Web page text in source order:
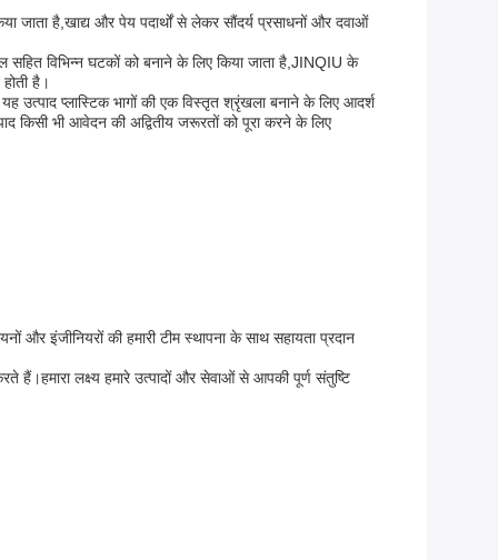
जाता है,खाद्य और पेय पदार्थों से लेकर सौंदर्य प्रसाधनों और दवाओं
सहित विभिन्न घटकों को बनाने के लिए किया जाता है,JINQIU के
है।
उत्पाद प्लास्टिक भागों की एक विस्तृत श्रृंखला बनाने के लिए आदर्श
भी आवेदन की अद्वितीय जरूरतों को पूरा करने के लिए
इंजीनियरों की हमारी टीम स्थापना के साथ सहायता प्रदान
हैं।हमारा लक्ष्य हमारे उत्पादों और सेवाओं से आपकी पूर्ण संतुष्टि